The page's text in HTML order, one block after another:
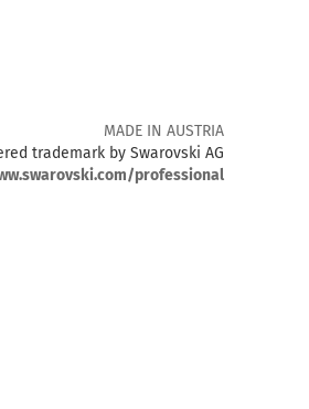
MADE IN AUSTRIA
trademark by Swarovski AG
professional